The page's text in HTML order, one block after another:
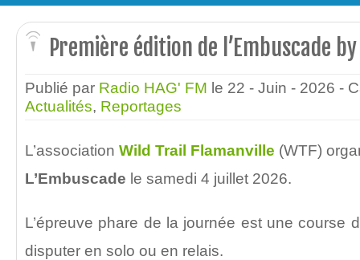
Première édition de l’Embuscade
Publié par Radio HAG' FM le 22 - Juin - 2026 -
Actualités, Reportages
L’association Wild Trail Flamanville (WTF)
L’Embuscade le samedi 4 juillet 2026.
L’épreuve phare de la journée est une course
disputer en solo ou en relais.